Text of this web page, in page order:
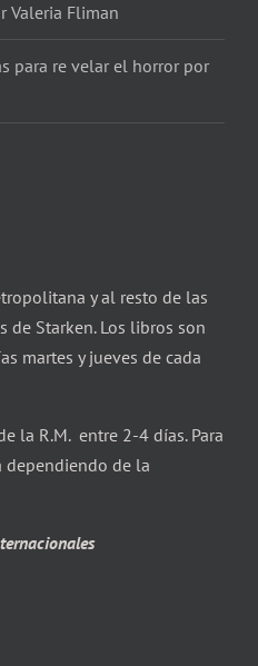
Valeria Fliman
para re velar el horror por
y al resto de las
de Starken. Los libros son
martes y jueves de cada
la R.M. entre 2-4 días. Para
dependiendo de la